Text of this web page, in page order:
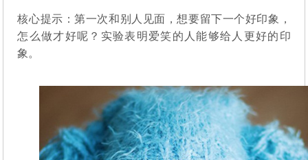
核心提示：第一次和别人见面，想要留下一个好印象，
怎么做才好呢？实验表明爱笑的人能够给人更好的印
象。